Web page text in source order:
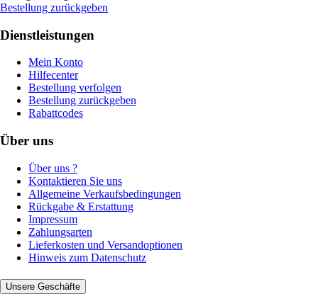
Bestellung zurückgeben
Dienstleistungen
Mein Konto
Hilfecenter
Bestellung verfolgen
Bestellung zurückgeben
Rabattcodes
Über uns
Über uns ?
Kontaktieren Sie uns
Allgemeine Verkaufsbedingungen
Rückgabe & Erstattung
Impressum
Zahlungsarten
Lieferkosten und Versandoptionen
Hinweis zum Datenschutz
Unsere Geschäfte